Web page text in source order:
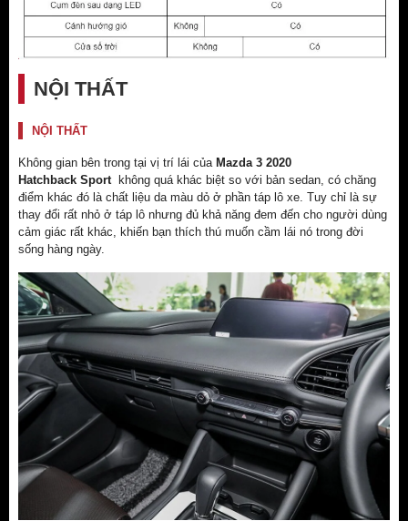
NỘI THẤT
NỘI THẤT
Không gian bên trong tại vị trí lái của Mazda 3 2020
Hatchback Sport không quá khác biệt so với bản sedan, có chăng
điểm khác đó là chất liệu da màu dỏ ở phần táp lô xe. Tuy chỉ là sự
thay đổi rất nhỏ ở táp lô nhưng đủ khả năng đem đến cho người dùng
cảm giác rất khác, khiến bạn thích thú muốn cầm lái nó trong đời
sống hàng ngày.